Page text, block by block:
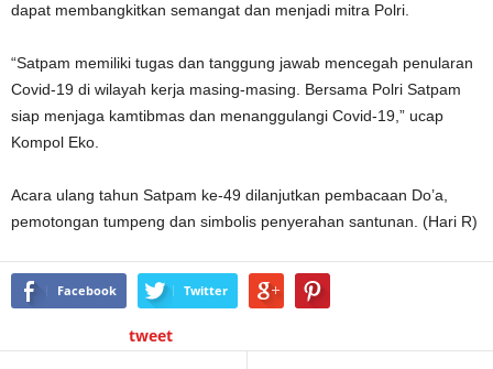
dapat membangkitkan semangat dan menjadi mitra Polri.
“Satpam memiliki tugas dan tanggung jawab mencegah penularan
Covid-19 di wilayah kerja masing-masing. Bersama Polri Satpam
siap menjaga kamtibmas dan menanggulangi Covid-19,” ucap
Kompol Eko.
Acara ulang tahun Satpam ke-49 dilanjutkan pembacaan Do’a,
pemotongan tumpeng dan simbolis penyerahan santunan. (Hari R)
Facebook Twitter
tweet